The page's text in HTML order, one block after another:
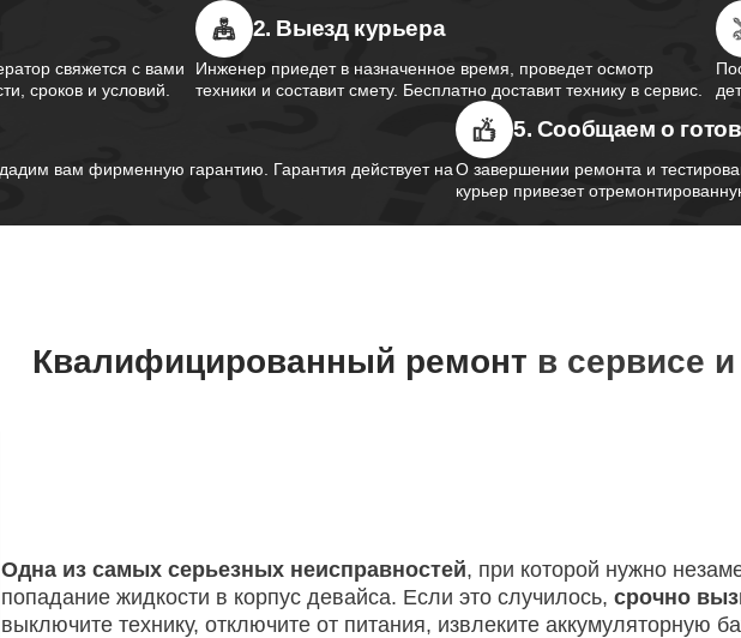
Ремонт шим-контроллера ноутбуков
Thunderobot
Настройка Wi-Fi ноутбуков Thunderobot 110
50
Ремонт цепей питания ноутбуков
свяжется с вами
сроков и условий.
2. Выезд курьера
Инженер приедет в назначенное время, проведет осмотр
техники и составит смету. Бесплатно доставит технику в сервис.
вам фирменную гарантию. Гарантия действует на
5. Сообщаем о
О завершении ремонта и
курьер привезет
Квалифицированный ремонт в сервисе
Одна из самых серьезных неисправностей, при которой нужно
попадание жидкости в корпус девайса. Если это случилось, срочно
выключите технику, отключите от питания, извлеките аккумуляторную